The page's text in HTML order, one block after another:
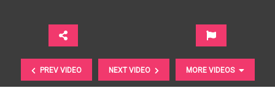
PREV VIDEO NEXT VIDEO MORE VIDEOS